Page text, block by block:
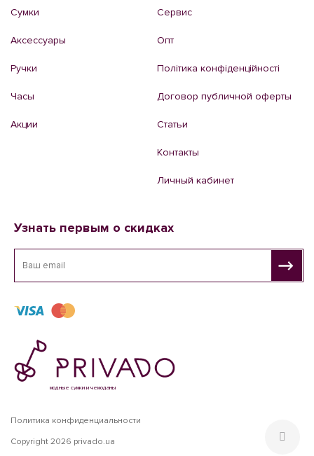
Сумки
Аксессуары
Ручки
Часы
Акции
Сервис
Опт
Політика конфіденційності
Договор публичной оферты
Статьи
Контакты
Личный кабинет
Узнать первым о скидках
модные сумки и чемоданы
Политика конфиденциальности
Copyright 2026 privado.ua